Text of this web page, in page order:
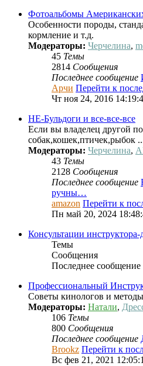
Фотоальбомы
Особенности породы,
кормление и т.д.
Модераторы: Черчелина,
45 Темы
2814 Сообщения
Последнее сообщение
Арчи Перейти к
Чт ноя 24, 2016
НЕ-Бульдоги и все-все-все
Если вы владелец другой
собак,кошек,птичек,рыбок
Модераторы: Черчелина,
43 Темы
2128 Сообщения
Последнее сообщение
ручны…
amazon Перейти к
Пн май 20, 2024
Консультации
Темы
Сообщения
Последнее сообщение
Профессиональный
Советы кинологов и
Модераторы: Натали,
106 Темы
800 Сообщения
Последнее сообщение
Brookz Перейти к
Вс фев 21, 2021